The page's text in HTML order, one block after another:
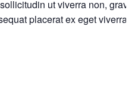
ut viverra non,
placerat ex eget viverra.